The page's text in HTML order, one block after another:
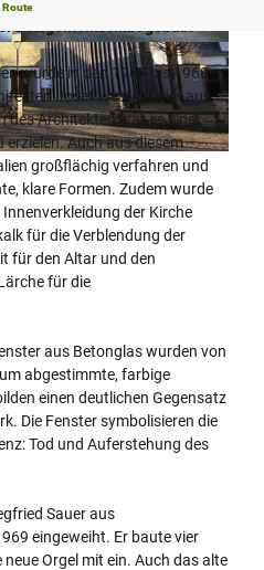
© Thorsten Bahr
Route
wurde in den 1967 bis 1968
Josef Westermeier aus
des Architekten war es eine
Auch aus diesem
großflächig verfahren und
klare Formen. Zudem wurde
der Kirche
für die Verblendung der
für den Altar und den
für die
aus Betonglas wurden von
abgestimmte, farbige
einen deutlichen Gegensatz
Die Fenster symbolisieren die
Tod und Auferstehung des
Sauer aus
eingeweiht. Er baute vier
Orgel mit ein. Auch das alte